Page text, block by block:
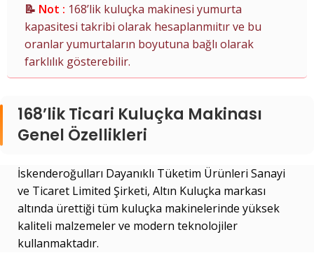
📝 Not : 168’lik kuluçka makinesi yumurta
kapasitesi takribi olarak hesaplanmıitır ve bu
oranlar yumurtaların boyutuna bağlı olarak
farklılık gösterebilir.
168’lik Ticari Kuluçka Makinası
Genel Özellikleri
İskenderoğulları Dayanıklı Tüketim Ürünleri Sanayi
ve Ticaret Limited Şirketi, Altın Kuluçka markası
altında ürettiği tüm kuluçka makinelerinde yüksek
kaliteli malzemeler ve modern teknolojiler
kullanmaktadır.